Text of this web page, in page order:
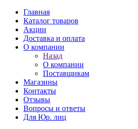
Главная
Каталог товаров
Акции
Доставка и оплата
О компании
Назад
О компании
Поставщикам
Магазины
Контакты
Отзывы
Вопросы и ответы
Для Юр. лиц